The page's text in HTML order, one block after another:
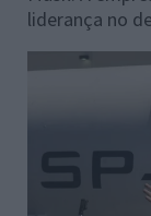
liderança no